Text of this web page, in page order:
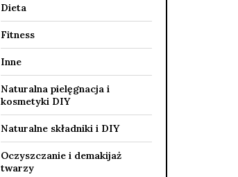
Dieta
Fitness
Inne
Naturalna pielęgnacja i
kosmetyki DIY
Naturalne składniki i DIY
Oczyszczanie i demakijaż
twarzy